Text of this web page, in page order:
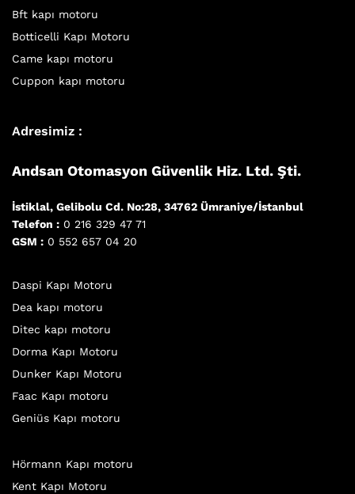
Bft kapı motoru
Botticelli Kapı Motoru
Came kapı motoru
Cuppon kapı motoru
Adresimiz :
Andsan Otomasyon Güvenlik Hiz. Ltd. Şti.
İstiklal, Gelibolu Cd. No:28, 34762 Ümraniye/İstanbul
Telefon : 0 216 329 47 71
GSM : 0 552 657 04 20
Daspi Kapı Motoru
Dea kapı motoru
Ditec kapı motoru
Dorma Kapı Motoru
Dunker Kapı Motoru
Faac Kapı motoru
Geniüs Kapı motoru
Hörmann Kapı motoru
Kent Kapı Motoru